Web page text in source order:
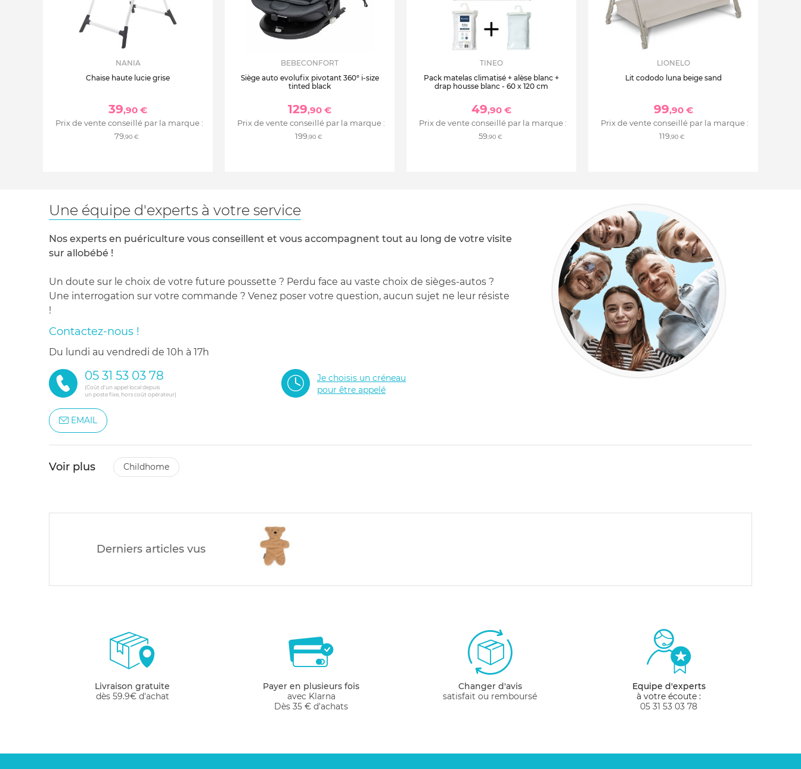
NANIA
Chaise haute lucie grise
39,90 €
Prix de vente conseillé par la marque :
79,90 €
BEBECONFORT
Siège auto evolufix pivotant 360° i-size
tinted black
129,90 €
Prix de vente conseillé par la marque :
199,90 €
TINEO
Pack matelas climatisé + alèse blanc +
drap housse blanc - 60 x 120 cm
49,90 €
Prix de vente conseillé par la marque :
59,90 €
LIONELO
Lit cododo luna beige sand
99,90 €
Prix de vente conseillé par la marque :
119,90 €
Une équipe d'experts à votre service
Nos experts en puériculture vous conseillent et vous accompagnent tout au long de votre visite
sur allobébé !
Un doute sur le choix de votre future poussette ? Perdu face au vaste choix de sièges-autos ?
Une interrogation sur votre commande ? Venez poser votre question, aucun sujet ne leur résiste
!
Contactez-nous !
du lundi au vendredi de 10h à 17h
05 31 53 03 78
(Coût d'un appel local depuis
un poste fixe, hors coût opérateur)
Je choisis un créneau
pour être appelé
EMAIL
Voir plus childhome
Derniers articles vus
Livraison gratuite
dès 59.9€ d'achat
Payer en plusieurs fois
avec Klarna
Dès 35 € d'achats
Changer d'avis
satisfait ou remboursé
Equipe d'experts
à votre écoute :
05 31 53 03 78